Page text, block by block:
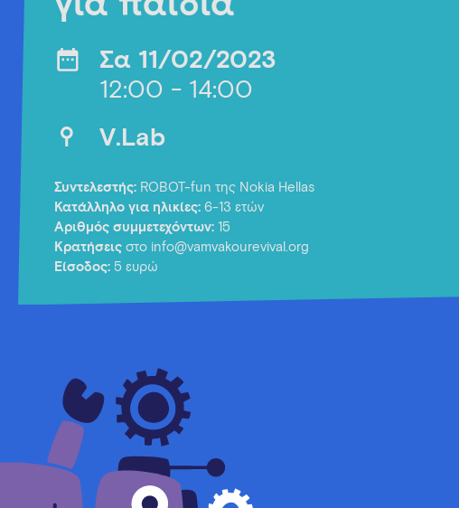
Σα 11/02/2023
12:00 - 14:00
V.Lab
Συντελεστής: ROBOT-fun της Nokia Hellas
Κατάλληλο για ηλικίες: 6-13 ετών
Αριθμός συμμετεχόντων: 15
Κρατήσεις στο info@vamvakourevival.org
Είσοδος: 5 ευρώ